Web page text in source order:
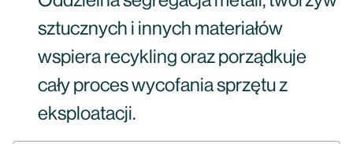
sztucznych i innych materiałów
wspiera recykling oraz porządkuje
cały proces wycofania sprzętu z
eksploatacji.